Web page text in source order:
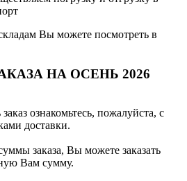
Вы можете посмотреть в
НА ОСЕНЬ 2026
ознакомьтесь, пожалуйста, с
доставки.
заказа, Вы можете заказать
Вам сумму.